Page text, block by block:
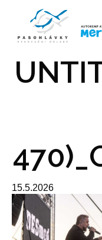
15.5.2026